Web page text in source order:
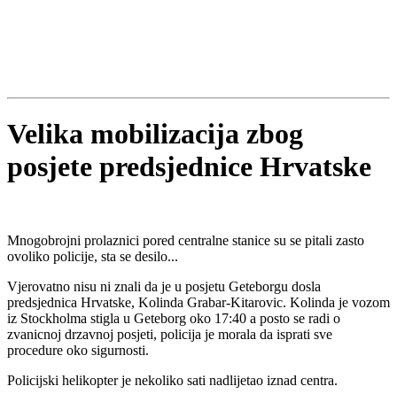
Velika mobilizacija zbog
posjete predsjednice Hrvatske
Mnogobrojni prolaznici pored centralne stanice su se pitali zasto
ovoliko policije, sta se desilo...
Vjerovatno nisu ni znali da je u posjetu Geteborgu dosla
predsjednica Hrvatske, Kolinda Grabar-Kitarovic. Kolinda je vozom
iz Stockholma stigla u Geteborg oko 17:40 a posto se radi o
zvanicnoj drzavnoj posjeti, policija je morala da isprati sve
procedure oko sigurnosti.
Policijski helikopter je nekoliko sati nadlijetao iznad centra.